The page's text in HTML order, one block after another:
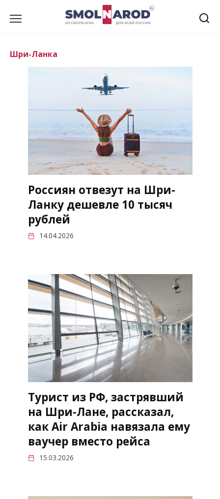
Шри-Ланка
Россиян отвезут на Шри-
Ланку дешевле 10 тысяч
рублей
14.04.2026
Турист из РФ, застрявший
на Шри-Лане, рассказал,
как Air Arabia навязала ему
ваучер вместо рейса
15.03.2026